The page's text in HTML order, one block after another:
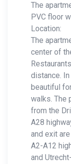
The
PVC floor
Location:
The
center of
distance.
beautiful
walks. The
from the
A28
and exit
A2-A12
and